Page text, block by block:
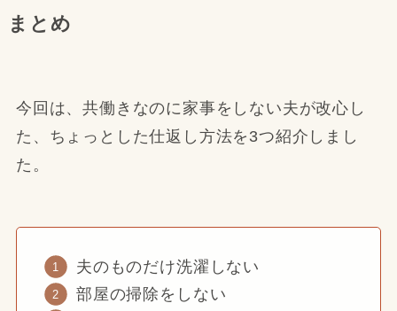
まとめ
今回は、共働きなのに家事をしない夫が改心し
た、ちょっとした仕返し方法を3つ紹介しまし
た。
夫のものだけ洗濯しない
部屋の掃除をしない